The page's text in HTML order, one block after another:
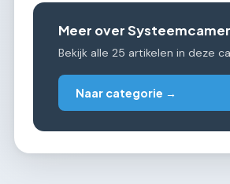
Meer over
Bekijk alle 25 artikelen in deze
Naar categorie →